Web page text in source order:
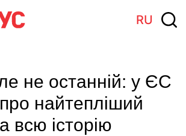
RU
не останній: у ЄС
найтепліший
всю історію